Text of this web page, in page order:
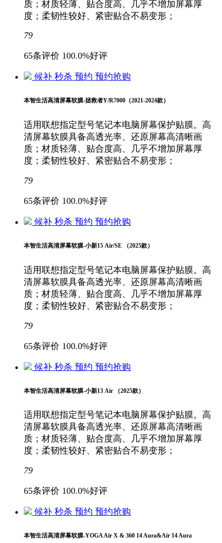
质；材质轻薄、贴合度高、几乎不增加屏幕厚
度；柔韧性较好、紧密贴合不易变形；
79
65条评价 100.0%好评
候补 秒杀 预约 预约抢购
本智生活高清屏幕软膜-拯救者Y/R7000（2021-2024款）
适用联想指定型号笔记本电脑屏幕保护贴膜。高
清屏幕软膜具备高透光率、还原屏幕高清晰画
质；材质轻薄、贴合度高、几乎不增加屏幕厚
度；柔韧性较好、紧密贴合不易变形；
79
65条评价 100.0%好评
候补 秒杀 预约 预约抢购
本智生活高清屏幕软膜-小新15 Air/SE （2025款）
适用联想指定型号笔记本电脑屏幕保护贴膜。高
清屏幕软膜具备高透光率、还原屏幕高清晰画
质；材质轻薄、贴合度高、几乎不增加屏幕厚
度；柔韧性较好、紧密贴合不易变形；
79
65条评价 100.0%好评
候补 秒杀 预约 预约抢购
本智生活高清屏幕软膜-小新13 Air （2025款）
适用联想指定型号笔记本电脑屏幕保护贴膜。高
清屏幕软膜具备高透光率、还原屏幕高清晰画
质；材质轻薄、贴合度高、几乎不增加屏幕厚
度；柔韧性较好、紧密贴合不易变形；
79
65条评价 100.0%好评
候补 秒杀 预约 预约抢购
本智生活高清屏幕软膜-YOGA Air X & 360 14 Aura&Air 14 Aura